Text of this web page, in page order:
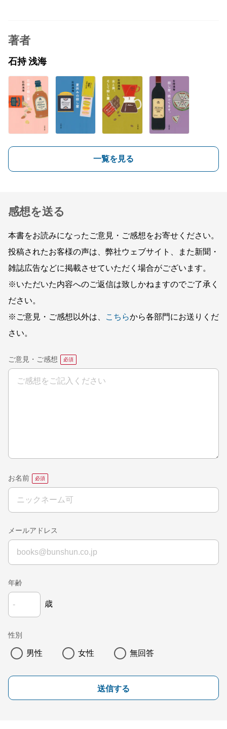
著者
石持 浅海
一覧を見る
感想を送る
本書をお読みになったご意見・ご感想をお寄せください。
投稿されたお客様の声は、弊社ウェブサイト、また新聞・
雑誌広告などに掲載させていただく場合がございます。
※いただいた内容へのご返信は致しかねますのでご了承く
ださい。
※ご意見・ご感想以外は、
こちらから各部門にお送りくだ
さい。
ご意見・ご感想
お名前
メールアドレス
年齢
歳
性別
男性 女性 無回答
送信する